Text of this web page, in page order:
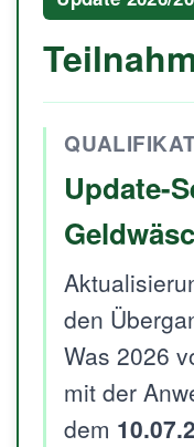
Update-
den
Was 2026
mit der
dem